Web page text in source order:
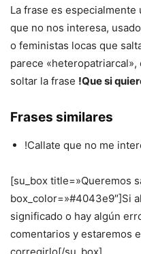
La frase es especialmente
que no nos interesa,
o feministas locas que
parece
soltar la frase !Que si
Frases similares
!Callate que no me
[su_box title=»Queremos
box_color=»#4043e9″]Si
significado o hay algún
comentarios y estaremos